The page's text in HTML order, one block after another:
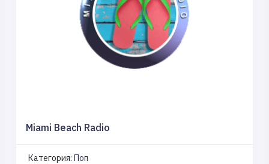
Miami Beach Radio
Категория: Поп